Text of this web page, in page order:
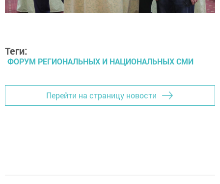
Теги:
ФОРУМ РЕГИОНАЛЬНЫХ И НАЦИОНАЛЬНЫХ СМИ
Перейти на страницу новости